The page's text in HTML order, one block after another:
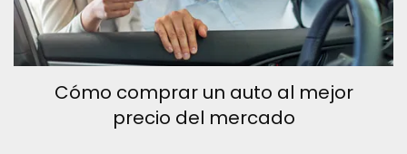
Cómo comprar un auto al mejor
precio del mercado